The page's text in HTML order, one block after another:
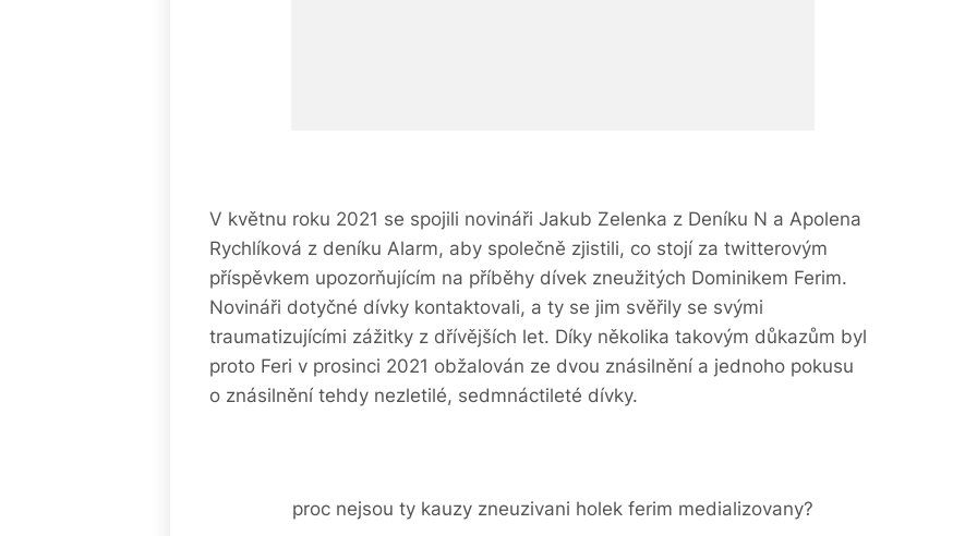
V květnu roku 2021 se spojili novináři Jakub Zelenka z Deníku N a Apolena
Rychlíková z deníku Alarm, aby společně zjistili, co stojí za twitterovým
příspěvkem upozorňujícím na příběhy dívek zneužitých Dominikem Ferim.
Novináři dotyčné dívky kontaktovali, a ty se jim svěřily se svými
traumatizujícími zážitky z dřívějších let. Díky několika takovým důkazům byl
proto Feri v prosinci 2021 obžalován ze dvou znásilnění a jednoho pokusu
o znásilnění tehdy nezletilé, sedmnáctileté dívky.
proc nejsou ty kauzy zneuzivani holek ferim medializovany?